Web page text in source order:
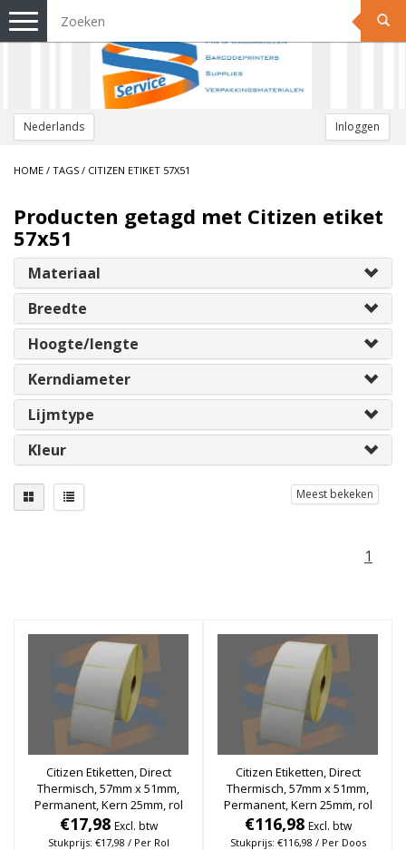
Nederlands Inloggen
Toggle
navigation
HOME / TAGS / CITIZEN ETIKET 57X51
Producten getagd met Citizen etiket
57x51
Materiaal
Breedte
Hoogte/lengte
Kerndiameter
Lijmtype
Kleur
Meest bekeken
1
Citizen Etiketten, Direct
Thermisch, 57mm x 51mm,
Permanent, Kern 25mm, rol
à 1.370 stuks
€17,98 Excl. btw
Stukprijs: €17,98 / Per Rol
Citizen Etiketten, Direct
Thermisch, 57mm x 51mm,
Permanent, Kern 25mm, rol
à 1.370 stuks (Per doos)
€116,98 Excl. btw
Stukprijs: €116,98 / Per Doos